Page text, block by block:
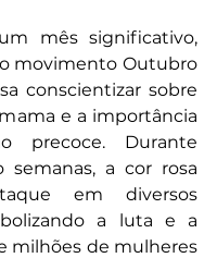
mês significativo,
movimento Outubro
conscientizar sobre
e a importância
precoce. Durante
semanas, a cor rosa
em diversos
a luta e a
milhões de mulheres